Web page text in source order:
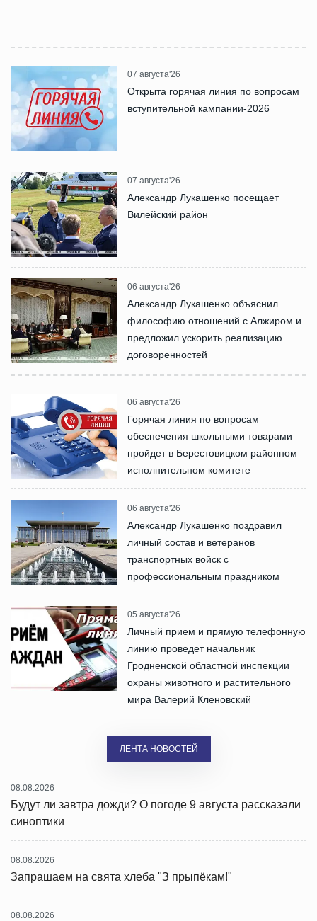
07 августа'26
Открыта горячая линия по вопросам
вступительной кампании-2026
07 августа'26
Александр Лукашенко посещает
Вилейский район
06 августа'26
Александр Лукашенко объяснил
философию отношений с Алжиром и
предложил ускорить реализацию
договоренностей
06 августа'26
Горячая линия по вопросам
обеспечения школьными товарами
пройдет в Берестовицком районном
исполнительном комитете
06 августа'26
Александр Лукашенко поздравил
личный состав и ветеранов
транспортных войск с
профессиональным праздником
05 августа'26
Личный прием и прямую телефонную
линию проведет начальник
Гродненской областной инспекции
охраны животного и растительного
мира Валерий Кленовский
ЛЕНТА НОВОСТЕЙ
08.08.2026
Будут ли завтра дожди? О погоде 9 августа рассказали
синоптики
08.08.2026
Запрашаем на свята хлеба "З прыпёкам!"
08.08.2026